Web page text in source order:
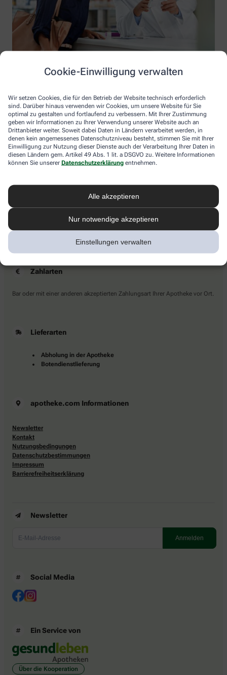
Cookie-Einwilligung verwalten
Wir setzen Cookies, die für den Betrieb der Website technisch erforderlich
sind. Darüber hinaus verwenden wir Cookies, um unsere Website für Sie
optimal zu gestalten und fortlaufend zu verbessern. Mit Ihrer Zustimmung
geben wir Informationen zu Ihrer Verwendung unserer Website auch an
Drittanbieter weiter. Soweit dabei Daten in Ländern verarbeitet werden, in
denen kein angemessenes Datenschutzniveau besteht, stimmen Sie mit Ihrer
Einwilligung zur Nutzung dieser Dienste auch der Verarbeitung Ihrer Daten in
diesen Ländern gem. Artikel 49 Abs. 1 lit. a DSGVO zu. Weitere Informationen
können Sie unserer Datenschutzerklärung entnehmen.
Alle akzeptieren
Nur notwendige akzeptieren
Einstellungen verwalten
Information der Ehrenfeld Apotheke
Ehrenfeld Apotheke
50823 Köln
Kontaktieren Sie uns direkt.
Zahlarten
Bar oder mit einer anderen akzeptierten Zahlungsart Ihrer Apotheke vor Ort.
Lieferarten
Abholung in der Apotheke
Botendienstlieferung
apotheke.com Informationen
Newsletter
Kontakt
Nutzungsbedingungen
Datenschutzbestimmungen
Impressum
Barrierefreiheitserklärung
Newsletter
Social Media
Ein Service von
Über die Kooperation